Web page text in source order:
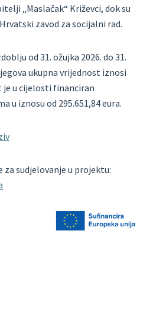
„Maslačak“ Križevci, dok su
zavod za socijalni rad.
od 31. ožujka 2026. do 31.
ukupna vrijednost iznosi
je u cijelosti financiran
u iznosu od 295.651,84 eura.
za sudjelovanje u projektu: